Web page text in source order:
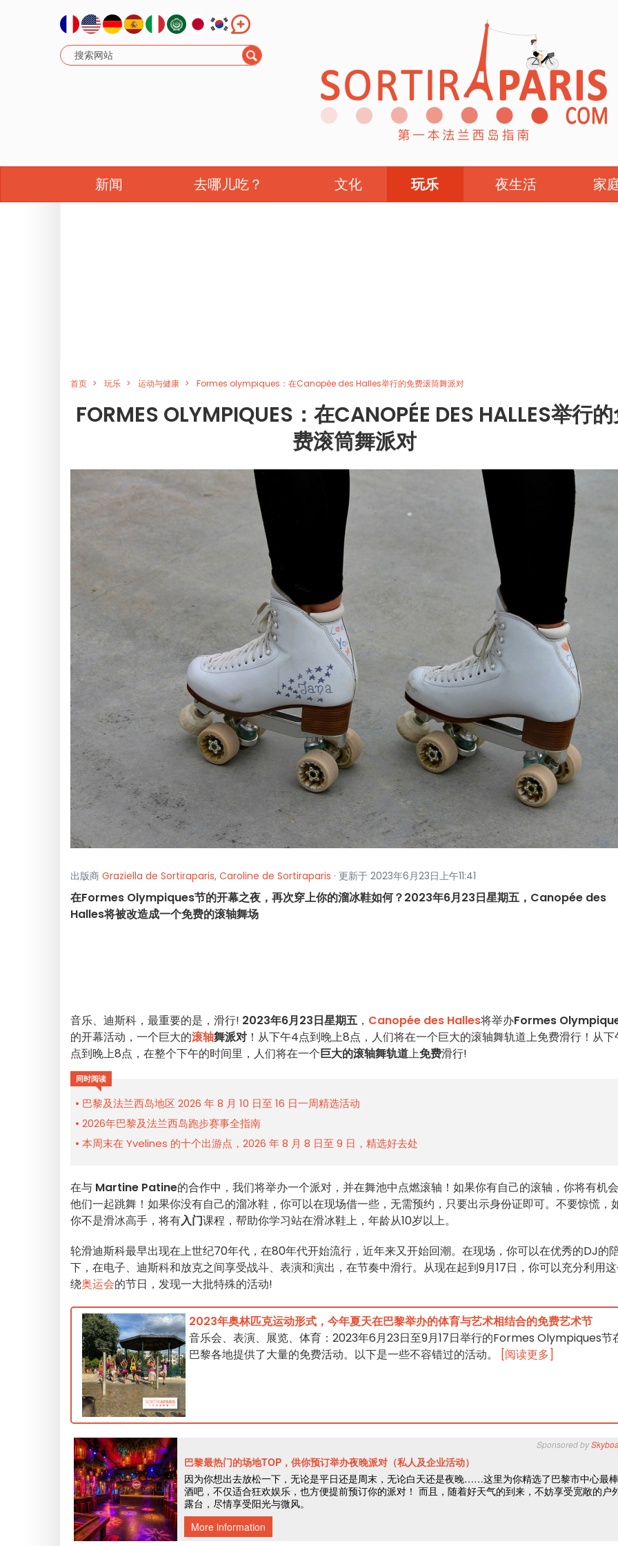
新闻 去哪儿吃？ 文化 玩乐 夜生活 家
首页 玩乐 运动与健康 Formes olympiques：在Canopée des Halles举行的免费滚筒舞派对
FORMES OLYMPIQUES：在CANOPÉE DES HALLES举行
费滚筒舞派对
出版商 Graziella de Sortiraparis, Caroline de Sortiraparis · 更新于 2023年6月23日上午11:41
在Formes Olympiques节的开幕之夜，再次穿上你的溜冰鞋如何？2023年6月23日星期五，Canopée des
Halles将被改造成一个免费的滚轴舞场
音乐、迪斯科，最重要的是，滑行! 2023年6月23日星期五 ， Canopée des Halles将举办Formes
的开幕活动，一个巨大的滚轴舞派对 ！从下午4点到晚上8点，人们将在一个巨大的滚轴舞轨道上免费滑行！从
点到晚上8点，在整个下午的时间里，人们将在一个巨大的滚轴舞轨道上免费滑行!
同时阅读
巴黎及法兰西岛地区 2026 年 8 月 10 日至 16 日一周精选活动
2026年巴黎及法兰西岛跑步赛事全指南
本周末在 Yvelines 的十个出游点，2026 年 8 月 8 日至 9 日，精选好去处
在与 Martine Patine的合作中，我们将举办一个派对，并在舞池中点燃滚轴！如果你有自己的滚轴，你将有机
他们一起跳舞！如果你没有自己的溜冰鞋，你可以在现场借一些，无需预约，只要出示身份证即可。不要惊慌，
你不是滑冰高手，将有入门课程，帮助你学习站在滑冰鞋上，年龄从10岁以上。
轮滑迪斯科最早出现在上世纪70年代，在80年代开始流行，近年来又开始回潮。在现场，你可以在优秀的DJ的
下，在电子、迪斯科和放克之间享受战斗、表演和演出，在节奏中滑行。从现在起到9月17日，你可以充分利用
绕奥运会的节日，发现一大批特殊的活动!
2023年奥林匹克运动形式，今年夏天在巴黎举办的体育与艺术相结合的免费艺术节
音乐会、表演、展览、体育：2023年6月23日至9月17日举行的Formes Olympiques节
巴黎各地提供了大量的免费活动。以下是一些不容错过的活动。
[阅读更多]